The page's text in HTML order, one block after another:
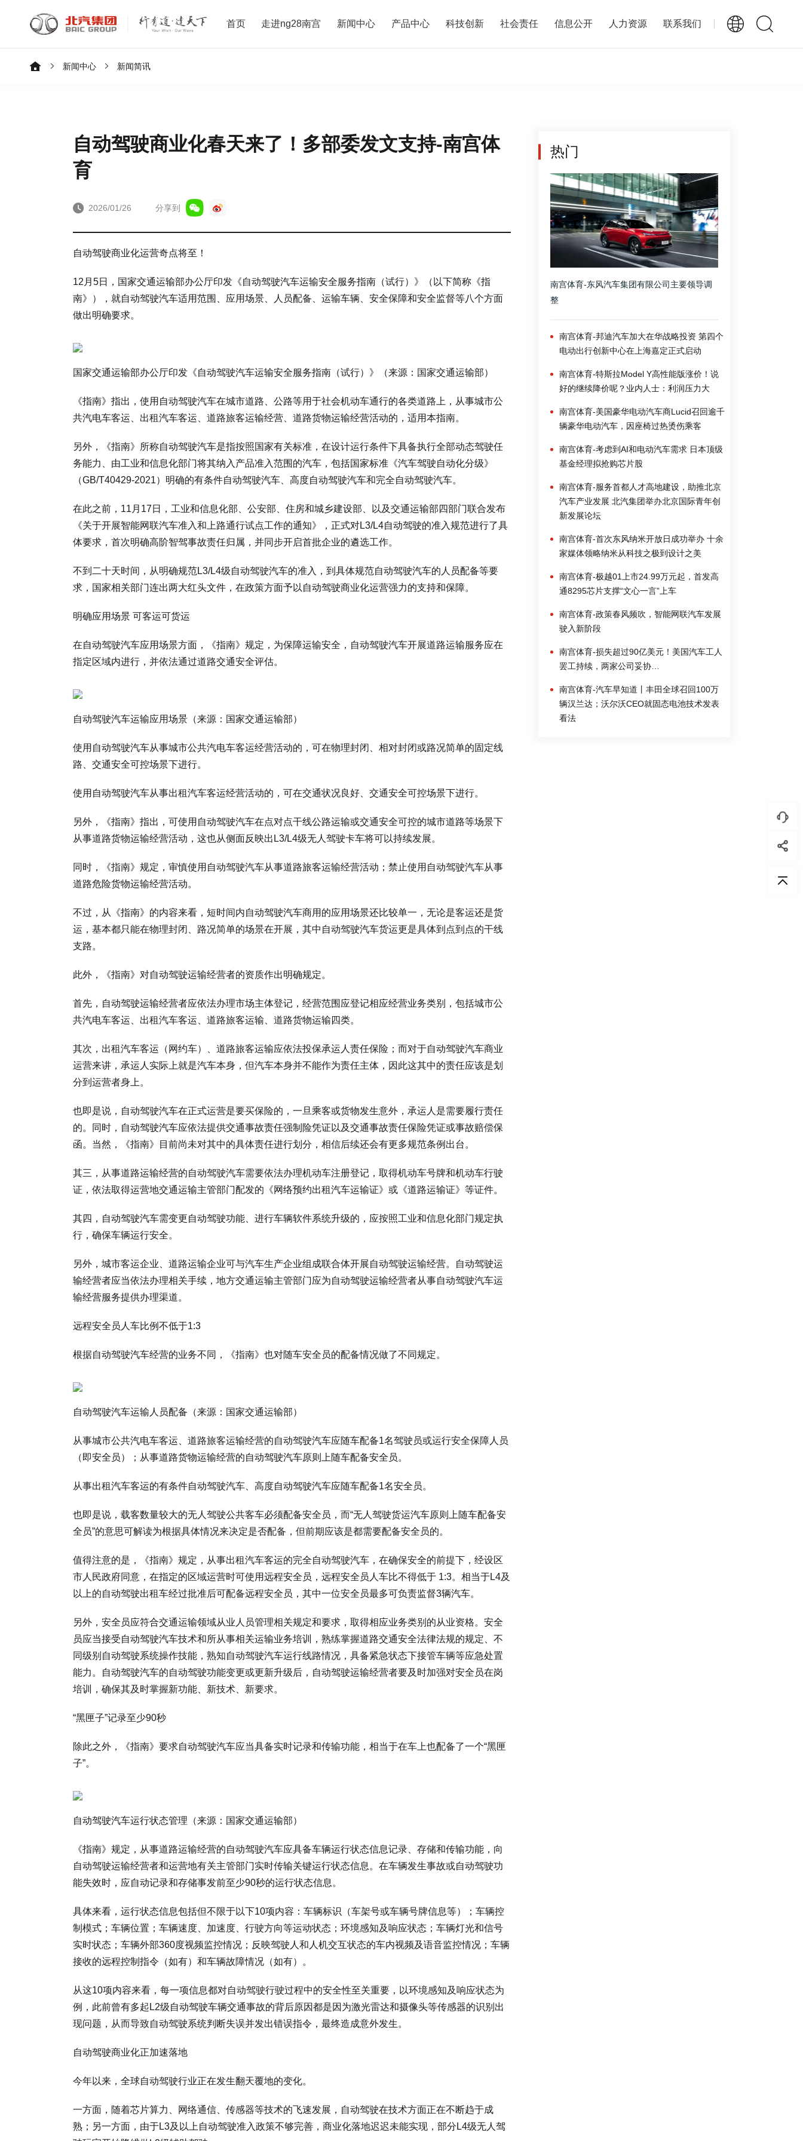
首页 走进ng28南宫 新闻中心 产品中心 科技创新 社会责任 信息公开 人力资源 联系我们
新闻中心 新闻简讯
自动驾驶商业化春天来了！多部委发文支持-南宫体
育
2026/01/26 分享到
自动驾驶商业化运营奇点将至！
12月5日，国家交通运输部办公厅印发《自动驾驶汽车运输安全服务指南（试行）》（以下简称《指
南》），就自动驾驶汽车适用范围、应用场景、人员配备、运输车辆、安全保障和安全监督等八个方面
做出明确要求。
国家交通运输部办公厅印发《自动驾驶汽车运输安全服务指南（试行）》（来源：国家交通运输部）
《指南》指出，使用自动驾驶汽车在城市道路、公路等用于社会机动车通行的各类道路上，从事城市公
共汽电车客运、出租汽车客运、道路旅客运输经营、道路货物运输经营活动的，适用本指南。
另外，《指南》所称自动驾驶汽车是指按照国家有关标准，在设计运行条件下具备执行全部动态驾驶任
务能力、由工业和信息化部门将其纳入产品准入范围的汽车，包括国家标准《汽车驾驶自动化分级》
（GB/T40429-2021）明确的有条件自动驾驶汽车、高度自动驾驶汽车和完全自动驾驶汽车。
在此之前，11月17日，工业和信息化部、公安部、住房和城乡建设部、以及交通运输部四部门联合发布
《关于开展智能网联汽车准入和上路通行试点工作的通知》，正式对L3/L4自动驾驶的准入规范进行了具
体要求，首次明确高阶智驾事故责任归属，并同步开启首批企业的遴选工作。
不到二十天时间，从明确规范L3/L4级自动驾驶汽车的准入，到具体规范自动驾驶汽车的人员配备等要
求，国家相关部门连出两大红头文件，在政策方面予以自动驾驶商业化运营强力的支持和保障。
明确应用场景 可客运可货运
在自动驾驶汽车应用场景方面，《指南》规定，为保障运输安全，自动驾驶汽车开展道路运输服务应在
指定区域内进行，并依法通过道路交通安全评估。
自动驾驶汽车运输应用场景（来源：国家交通运输部）
使用自动驾驶汽车从事城市公共汽电车客运经营活动的，可在物理封闭、相对封闭或路况简单的固定线
路、交通安全可控场景下进行。
使用自动驾驶汽车从事出租汽车客运经营活动的，可在交通状况良好、交通安全可控场景下进行。
另外，《指南》指出，可使用自动驾驶汽车在点对点干线公路运输或交通安全可控的城市道路等场景下
从事道路货物运输经营活动，这也从侧面反映出L3/L4级无人驾驶卡车将可以持续发展。
同时，《指南》规定，审慎使用自动驾驶汽车从事道路旅客运输经营活动；禁止使用自动驾驶汽车从事
道路危险货物运输经营活动。
不过，从《指南》的内容来看，短时间内自动驾驶汽车商用的应用场景还比较单一，无论是客运还是货
运，基本都只能在物理封闭、路况简单的场景在开展，其中自动驾驶汽车货运更是具体到点到点的干线
支路。
此外，《指南》对自动驾驶运输经营者的资质作出明确规定。
首先，自动驾驶运输经营者应依法办理市场主体登记，经营范围应登记相应经营业务类别，包括城市公
共汽电车客运、出租汽车客运、道路旅客运输、道路货物运输四类。
其次，出租汽车客运（网约车）、道路旅客运输应依法投保承运人责任保险；而对于自动驾驶汽车商业
运营来讲，承运人实际上就是汽车本身，但汽车本身并不能作为责任主体，因此这其中的责任应该是划
分到运营者身上。
也即是说，自动驾驶汽车在正式运营是要买保险的，一旦乘客或货物发生意外，承运人是需要履行责任
的。同时，自动驾驶汽车应依法提供交通事故责任强制险凭证以及交通事故责任保险凭证或事故赔偿保
函。当然，《指南》目前尚未对其中的具体责任进行划分，相信后续还会有更多规范条例出台。
其三，从事道路运输经营的自动驾驶汽车需要依法办理机动车注册登记，取得机动车号牌和机动车行驶
证，依法取得运营地交通运输主管部门配发的《网络预约出租汽车运输证》或《道路运输证》等证件。
其四，自动驾驶汽车需变更自动驾驶功能、进行车辆软件系统升级的，应按照工业和信息化部门规定执
行，确保车辆运行安全。
另外，城市客运企业、道路运输企业可与汽车生产企业组成联合体开展自动驾驶运输经营。自动驾驶运
输经营者应当依法办理相关手续，地方交通运输主管部门应为自动驾驶运输经营者从事自动驾驶汽车运
输经营服务提供办理渠道。
远程安全员人车比例不低于1:3
根据自动驾驶汽车经营的业务不同，《指南》也对随车安全员的配备情况做了不同规定。
自动驾驶汽车运输人员配备（来源：国家交通运输部）
从事城市公共汽电车客运、道路旅客运输经营的自动驾驶汽车应随车配备1名驾驶员或运行安全保障人员
（即安全员）；从事道路货物运输经营的自动驾驶汽车原则上随车配备安全员。
从事出租汽车客运的有条件自动驾驶汽车、高度自动驾驶汽车应随车配备1名安全员。
也即是说，载客数量较大的无人驾驶公共客车必须配备安全员，而“无人驾驶货运汽车原则上随车配备安
全员”的意思可解读为根据具体情况来决定是否配备，但前期应该是都需要配备安全员的。
值得注意的是，《指南》规定，从事出租汽车客运的完全自动驾驶汽车，在确保安全的前提下，经设区
市人民政府同意，在指定的区域运营时可使用远程安全员，远程安全员人车比不得低于 1:3。相当于L4及
以上的自动驾驶出租车经过批准后可配备远程安全员，其中一位安全员最多可负责监督3辆汽车。
另外，安全员应符合交通运输领域从业人员管理相关规定和要求，取得相应业务类别的从业资格。安全
员应当接受自动驾驶汽车技术和所从事相关运输业务培训，熟练掌握道路交通安全法律法规的规定、不
同级别自动驾驶系统操作技能，熟知自动驾驶汽车运行线路情况，具备紧急状态下接管车辆等应急处置
能力。自动驾驶汽车的自动驾驶功能变更或更新升级后，自动驾驶运输经营者要及时加强对安全员在岗
培训，确保其及时掌握新功能、新技术、新要求。
“黑匣子”记录至少90秒
除此之外，《指南》要求自动驾驶汽车应当具备实时记录和传输功能，相当于在车上也配备了一个“黑匣
子”。
自动驾驶汽车运行状态管理（来源：国家交通运输部）
《指南》规定，从事道路运输经营的自动驾驶汽车应具备车辆运行状态信息记录、存储和传输功能，向
自动驾驶运输经营者和运营地有关主管部门实时传输关键运行状态信息。在车辆发生事故或自动驾驶功
能失效时，应自动记录和存储事发前至少90秒的运行状态信息。
具体来看，运行状态信息包括但不限于以下10项内容：车辆标识（车架号或车辆号牌信息等）；车辆控
制模式；车辆位置；车辆速度、加速度、行驶方向等运动状态；环境感知及响应状态；车辆灯光和信号
实时状态；车辆外部360度视频监控情况；反映驾驶人和人机交互状态的车内视频及语音监控情况；车辆
接收的远程控制指令（如有）和车辆故障情况（如有）。
从这10项内容来看，每一项信息都对自动驾驶行驶过程中的安全性至关重要，以环境感知及响应状态为
例，此前曾有多起L2级自动驾驶车辆交通事故的背后原因都是因为激光雷达和摄像头等传感器的识别出
现问题，从而导致自动驾驶系统判断失误并发出错误指令，最终造成意外发生。
自动驾驶商业化正加速落地
今年以来，全球自动驾驶行业正在发生翻天覆地的变化。
一方面，随着芯片算力、网络通信、传感器等技术的飞速发展，自动驾驶在技术方面正在不断趋于成
熟；另一方面，由于L3及以上自动驾驶准入政策不够完善，商业化落地迟迟未能实现，部分L4级无人驾
热门
南宫体育-东风汽车集团有限公司主要领导调
整
南宫体育-邦迪汽车加大在华战略投资 第四个
电动出行创新中心在上海嘉定正式启动
南宫体育-特斯拉Model Y高性能版涨价！说
好的继续降价呢？业内人士：利润压力大
南宫体育-美国豪华电动汽车商Lucid召回逾千
辆豪华电动汽车，因座椅过热烫伤乘客
南宫体育-考虑到AI和电动汽车需求 日本顶级
基金经理拟抢购芯片股
南宫体育-服务首都人才高地建设，助推北京
汽车产业发展 北汽集团举办北京国际青年创
新发展论坛
南宫体育-首次东风纳米开放日成功举办 十余
家媒体领略纳米从科技之极到设计之美
南宫体育-极越01上市24.99万元起，首发高
通8295芯片支撑“文心一言”上车
南宫体育-政策春风频吹，智能网联汽车发展
驶入新阶段
南宫体育-损失超过90亿美元！美国汽车工人
罢工持续，两家公司妥协…
南宫体育-汽车早知道丨丰田全球召回100万
辆汉兰达；沃尔沃CEO就固态电池技术发表
看法